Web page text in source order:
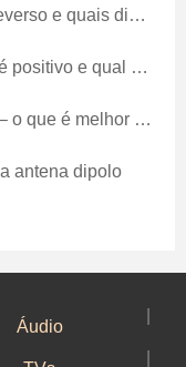
o suportam?
e qual é negativo?
+ prós e contras
antena dipolo
Áudio